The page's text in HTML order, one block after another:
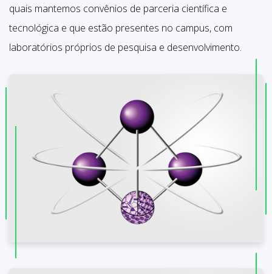
quais mantemos convênios de parceria científica e
tecnológica e que estão presentes no campus, com
laboratórios próprios de pesquisa e desenvolvimento.